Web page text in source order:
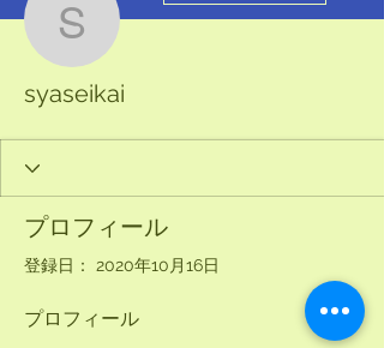
syaseikai
syaseikai
プロフィール
登録日： 2020年10月16日
プロフィール